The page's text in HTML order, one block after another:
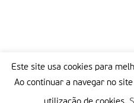
Este site usa cookies para
Ao continuar a navegar no